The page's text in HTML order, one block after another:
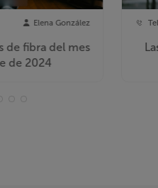
Elena González
de fibra del mes
de 2024